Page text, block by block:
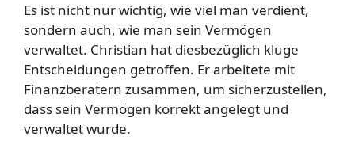
Es ist nicht nur wichtig, wie viel man verdient,
sondern auch, wie man sein Vermögen
verwaltet. Christian hat diesbezüglich kluge
Entscheidungen getroffen. Er arbeitete mit
Finanzberatern zusammen, um sicherzustellen,
dass sein Vermögen korrekt angelegt und
verwaltet wurde.